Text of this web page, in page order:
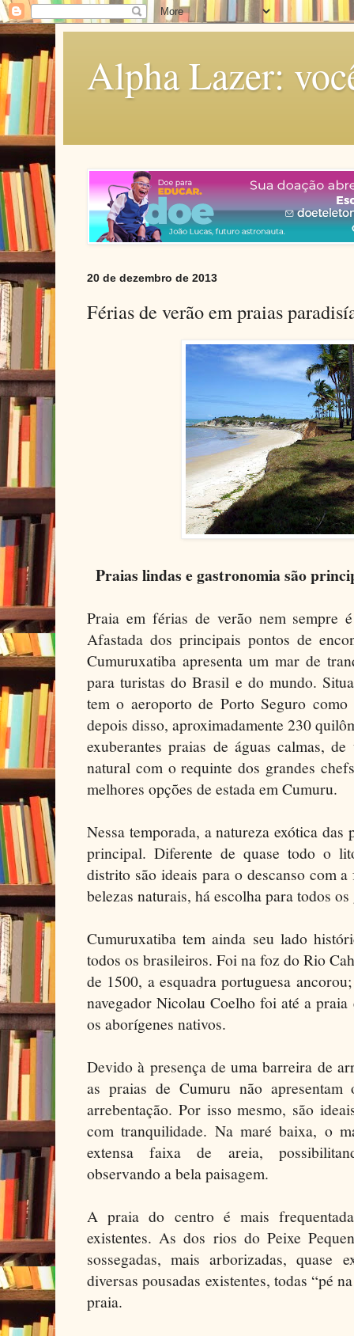
Alpha Lazer:
20 de dezembro de 2013
Férias de verão em praias
Praias lindas e gastronomia são
Praia em férias de verão nem sempre
Afastada dos principais pontos de
Cumuruxatiba apresenta um mar de
para turistas do Brasil e do mundo.
tem o aeroporto de Porto Seguro como
depois disso, aproximadamente 230
exuberantes praias de águas calmas,
natural com o requinte dos grandes
melhores opções de estada em Cumuru.
Nessa temporada, a natureza exótica
principal. Diferente de quase todo o
distrito são ideais para o descanso com
belezas naturais, há escolha para todos
Cumuruxatiba tem ainda seu lado
todos os brasileiros. Foi na foz do Rio
de 1500, a esquadra portuguesa
navegador Nicolau Coelho foi até a
os aborígenes nativos.
Devido à presença de uma barreira de
as praias de Cumuru não
arrebentação. Por isso mesmo, são
com tranquilidade. Na maré baixa, o
extensa faixa de areia,
observando a bela paisagem.
A praia do centro é mais
existentes. As dos rios do Peixe
sossegadas, mais arborizadas, quase
diversas pousadas existentes, todas “pé
praia.